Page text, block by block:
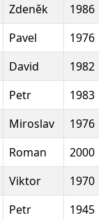
Zdeněk
1986
Pavel
1976
David
1982
Petr
1983
Miroslav
1976
Roman
2000
Viktor
1970
Petr
1945